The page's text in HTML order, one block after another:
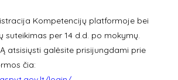
Kompetencijų platformoje bei
suteikimas per 14 d.d. po mokymų.
atsisiųsti galėsite prisijungdami prie
čia: